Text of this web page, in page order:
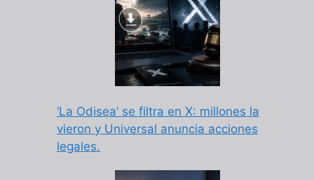
‘La Odisea’ se filtra en X: millones la
vieron y Universal anuncia acciones
legales.